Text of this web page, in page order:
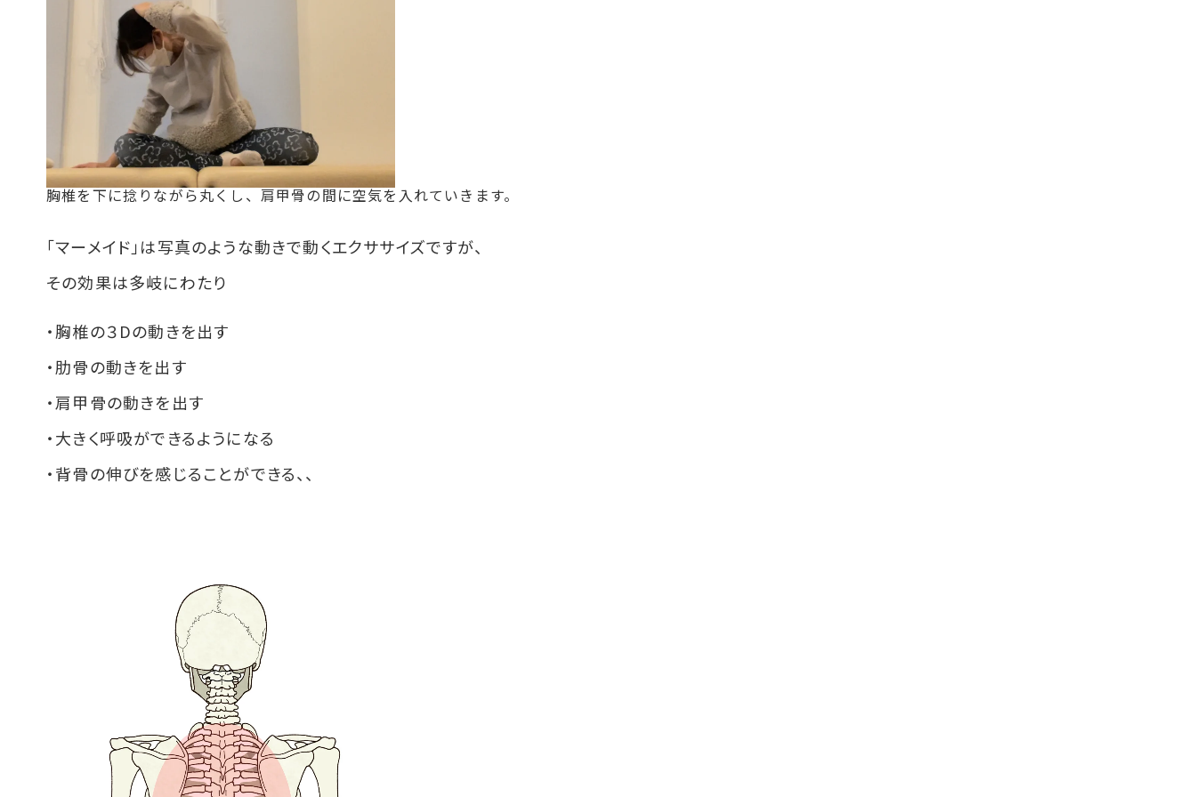
胸椎を下に捻りながら丸くし、肩甲骨の間に空気を入れていきます。
「マーメイド」は写真のような動きで動くエクササイズですが、
その効果は多岐にわたり
・胸椎の３Dの動きを出す
・肋骨の動きを出す
・肩甲骨の動きを出す
・大きく呼吸ができるようになる
・背骨の伸びを感じることができる、、